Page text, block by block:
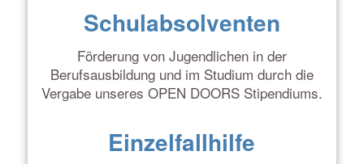
Schulabsolventen
Förderung von Jugendlichen in der
Berufsausbildung und im Studium durch die
Vergabe unseres OPEN DOORS Stipendiums.
Einzelfallhilfe